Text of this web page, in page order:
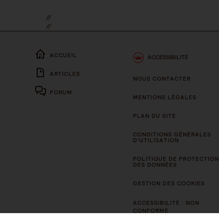
//
//
ACCUEIL
ARTICLES
FORUM
ACCESSIBILITÉ
NOUS CONTACTER
MENTIONS LÉGALES
PLAN DU SITE
CONDITIONS GÉNÉRALES
D’UTILISATION
POLITIQUE DE PROTECTION
DES DONNÉES
GESTION DES COOKIES
ACCESSIBILITÉ : NON
CONFORME